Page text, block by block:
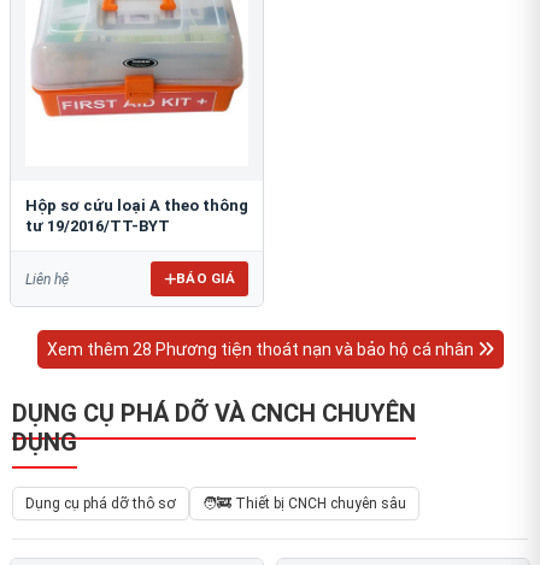
Hộp sơ cứu loại A theo thông
tư 19/2016/TT-BYT
Liên hệ BÁO GIÁ
Xem thêm 28 Phương tiện thoát nạn và bảo hộ cá nhân
DỤNG CỤ PHÁ DỠ VÀ CNCH CHUYÊN
DỤNG
Dụng cụ phá dỡ thô sơ 🧑‍🚒 Thiết bị CNCH chuyên sâu